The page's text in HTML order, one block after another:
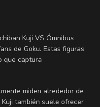
Kuji VS Ómnibus
de Goku. Estas figuras
que captura
miden alrededor de
también suele ofrecer